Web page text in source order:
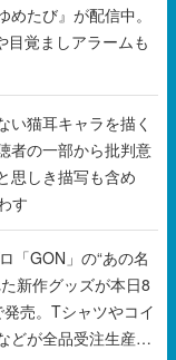
たび』が配信中。
目覚ましアラームも
い猫耳キャラを描く
者の一部から批判意
思しき描写も含め
す
「GON」の“あの名
新作グッズが本日8
売。Tシャツやコイ
どが全品受注生産で